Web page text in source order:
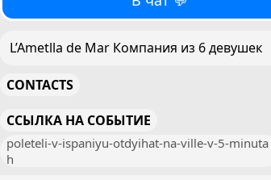
L’Ametlla de Mar Компания из 6 девушек
CONTACTS
ССЫЛКА НА СОБЫТИЕ
poleteli-v-ispaniyu-otdyihat-na-ville-v-5-minuta
h